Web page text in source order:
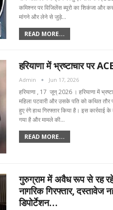
कमिश्नर पर विजिलेंस ब्यूरो का शिकंजा और
मांगने और लेने से जुड़े…
READ MORE...
हरियाणा में भ्रष्टाचार पर
Admin Jun 17, 2026
हरियाणा , 17 जून्‌ 2026 । हरियाणा में
महिला पटवारी और उसके पति को कथित तौर
हुए रंगे हाथ गिरफ्तार किया है। इस कार्रवाई
गया है और मामले की…
READ MORE...
गुरुग्राम में अवैध रूप से रह रहे
नागरिक गिरफ्तार, दस्तावेज
डिपोर्टेशन…